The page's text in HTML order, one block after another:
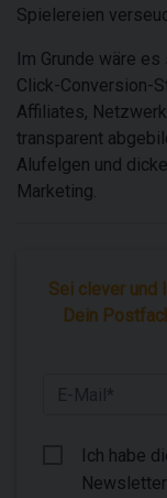
Spielereien
Im Grunde wäre
Click-Conversion-
Affiliates,
transparent
Alufelgen und
Marketing.
Sei clever und
Dein
Ich habe